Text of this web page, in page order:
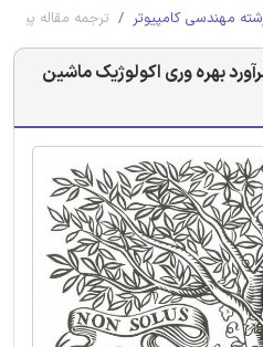
مهندسی کامپیوتر ترجمه مقاله پیش
بهره وری اکولوژیک ماشین